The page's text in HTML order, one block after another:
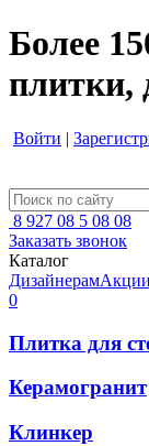
Более
плитки,
Войти |
8 927 08 5 08 08
Заказать звонок
Каталог
ДизайнерамАкции
0
Плитка для
Керамогранит
Клинкер